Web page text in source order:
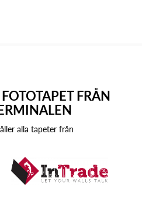
FRÅN
alla tapeter från